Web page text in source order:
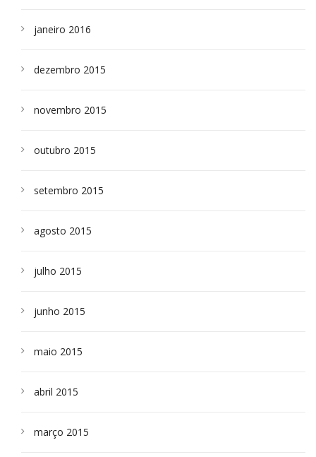
janeiro 2016
dezembro 2015
novembro 2015
outubro 2015
setembro 2015
agosto 2015
julho 2015
junho 2015
maio 2015
abril 2015
março 2015